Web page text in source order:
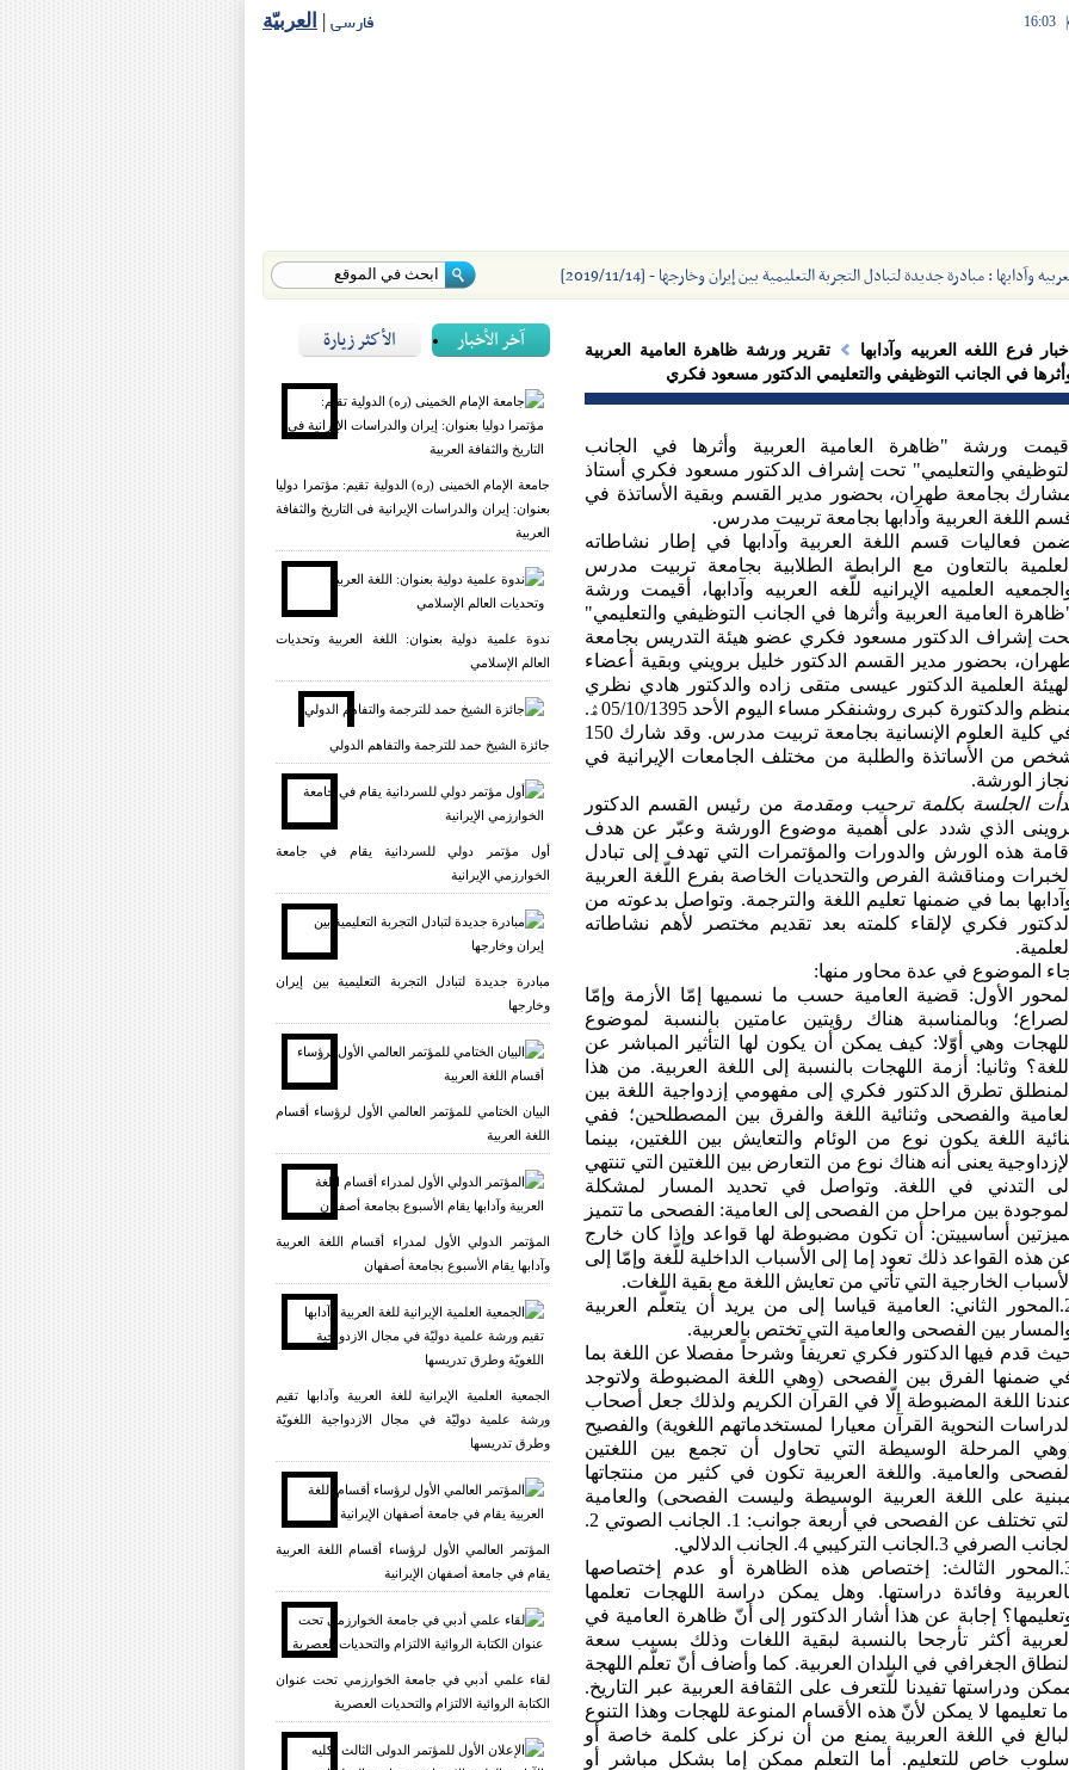
16:03 فارسی | العربیّة
أخبار فرع اللغه العربیه وآدابها
تقرير ورشة ظاهرة العامیة العربیة
في الجانب التوظیفي والتعلیمي الدكتور مسعود فكري
أقيمت ورشة "ظاهرة العامیة العربیة وأثرها في الجانب
التوظیفي والتعلیمي" تحت إشراف الدكتور مسعود فكري أستاذ
بجامعة طهران، بحضور مدير القسم وبقیة الأساتذة في
اللغة العربیة وآدابها بجامعة تربیت مدرس.
فعاليات قسم اللغة العربیة وآدابها في إطار نشاطاته
العلمیة بالتعاون مع الرابطة الطلابیة بجامعة تربیت مدرس
العلميه الإيرانيه للّغه العربيه وآدابها، أقيمت ورشة
العامیة العربیة وأثرها في الجانب التوظیفي والتعلیمي"
إشراف الدكتور مسعود فكري عضو هیئة التدریس بجامعة
بحضور مدير القسم الدكتور خلیل برویني وبقیة أعضاء
الهیئة العلمیة الدكتور عیسی متقی زاده والدكتور هادي نظري
منظم والدكتورة كبری روشنفكر مساء اليوم الأحد 05/10/1395ۿ.
كلية العلوم الإنسانیة بجامعة تربیت مدرس.
وقد شارك 150
من الأساتذة والطلبة من مختلف الجامعات الإیرانیة في
إنجاز الورشة.
الجلسة بكلمة ترحیب ومقدمة من رئیس القسم الدكتور
اﻟذي ﺷدد ﻋﻟﯽ أهمیة ﻣوﺿوع اﻟورشة وعبّر عن هدف
إقامة هذه الورش والدورات والمؤتمرات التي تهدف إلى تبادل
الخبرات ومناقشة الفرص والتحديات الخاصة بفرع اللّغة العربیة
بما في ضمنها تعلیم اللغة والترجمة. وتواصل بدعوته من
الدكتور فكري لإلقاء كلمته بعد تقدیم مختصر لأهم نشاطاته
العلمیة.
الموضوع في عدة محاور منها:
المحور الأول: قضیة العامیة حسب ما نسمیها إمّا الأزمة وإمّا
الصراع؛ وبالمناسبة هناك رؤیتین عامتین بالنسبة لموضوع
اللهجات وهي أوّلا: كیف یمكن أن یكون لها التأثیر المباشر عن
اللغة؟ وثانیا: أزمة اللهجات بالنسبة إلی اللغة العربیة. من هذا
المنطلق تطرق الدكتور فكري إلی مفهومي إزدواجیة اللغة بین
العامیة والفصحی وثنائیة اللغة والفرق بین المصطلحین؛ ففي
اللغة یكون نوع من الوئام والتعایش بین اللغتین، بینما
الإزداوجیة یعنی أنه هناك نوع من التعارض بین اللغتین التي تنتهي
إلی التدني في اللغة. وتواصل في تحدید المسار لمشكلة
الموجودة بین مراحل من الفصحی إلی العامیة: الفصحی ما تتمیز
أساسییتن: أن تكون مضبوطة لها قواعد وإذا كان خارج
هذه القواعد ذلك تعود إما إلی الأسباب الداخلیة للّغة وإمّا إلی
الأسباب الخارجیة التي تأتي من تعایش اللغة مع بقیة اللغات.
2.المحور الثاني: العامیة قیاسا إلی من یرید أن یتعلّم العربیة
بین الفصحی والعامیة التي تختص بالعربیة.
قدم فيها الدكتور فكري تعريفاً وشرحاً مفصلا عن اللغة بما
ضمنها الفرق بین الفصحی (وهي اللغة المضبوطة ولاتوجد
اللغة المضبوطة إلّا في القرآن الكریم ولذلك جعل أصحاب
الدراسات النحویة القرآن معیارا لمستخدماتهم اللغویة) والفصیح
المرحلة الوسیطة التي تحاول أن تجمع بین اللغتین
الفصحی والعامیة. واللغة العربیة تكون في كثیر من منتجاتها
علی اللغة العربیة الوسیطة ولیست الفصحی) والعامیة
التي تختلف عن الفصحی في أربعة جوانب: 1. الجانب الصوتي 2.
الجانب الصرفي 3.الجانب التركیبي 4. الجانب الدلالي.
3.المحور الثالث: إختصاص هذه الظاهرة أو عدم إختصاصها
وفائدة دراستها. وهل یمكن دراسة اللهجات تعلمها
إجابة عن هذا أشار الدكتور إلی أنّ ظاهرة العامیة في
العربیة أكثر تأرجحا بالنسبة لبقیة اللغات وذلك بسبب سعة
النطاق الجغرافي في البلدان العربیة. كما وأضاف أنّ تعلّم اللهجة
ودراستها تفیدنا للّتعرف علی الثقافة العربیة عبر التاریخ.
أما تعلیمها لا یمكن لأنّ هذه الأقسام المنوعة للهجات وهذا التنوع
البالغ في اللغة العربیة یمنع من أن نركز علی كلمة خاصة أو
أسلوب خاص للتعلیم. أما التعلم ممكن إما بشكل مباشر أو
آخر الأخبار الأكثر زيارة
جامعة الإمام الخمینی (ره) الدولیة تقیم: مؤتمرا دولیا
بعنوان: إیران والدراسات الإیرانیة فی التاریخ والثفافة
العربیة
ندوة علمية دولية بعنوان: اللغة العربية وتحديات
العالم الإسلامي
جائزة الشيخ حمد للترجمة والتفاهم الدولي
أول مؤتمر دولي للسردانية يقام في جامعة
الخوارزمي الإيرانية
مبادرة جديدة لتبادل التجربة التعليمية بين إيران
وخارجها
البیان الختامي للمؤتمر العالمي الأول لرؤساء أقسام
اللغة العربية
المؤتمر الدولي الأول لمدراء أقسام اللغة العربية
وآدابها يقام الأسبوع بجامعة أصفهان
الجمعية العلمية الإيرانية للغة العربية وآدابها تقيم
ورشة علمية دوليّة في مجال الازدواجية اللغويّة
وطرق تدريسها
المؤتمر العالمي الأول لرؤساء أقسام اللغة العربية
يقام في جامعة أصفهان الإيرانية
لقاء علمي أدبي في جامعة الخوارزمي تحت عنوان
الكتابة الروائية الالتزام والتحديات العصرية